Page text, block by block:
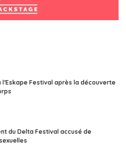
l’Eskape Festival après la découverte
du Delta Festival accusé de